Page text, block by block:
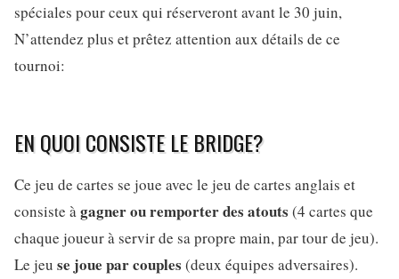
spéciales pour ceux qui réserveront avant le 30 juin,
N’attendez plus et prêtez attention aux détails de ce
tournoi:
EN QUOI CONSISTE LE BRIDGE?
Ce jeu de cartes se joue avec le jeu de cartes anglais et
consiste àgagner ou remporter des atouts (4 cartes que
chaque joueur à servir de sa propre main, par tour de jeu).
Le jeu se joue par couples (deux équipes adversaires).